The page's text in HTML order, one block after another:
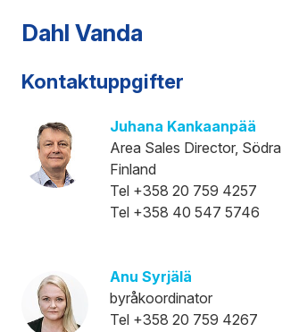
Esbo-Olarinluoma
Helsingfors-Österleden
Helsingfors-Sockenbacka
Idensalmi
Imatra
Karleby
Loimaa
Lojo
Riihimäki
Dahl Vanda
Kontaktuppgifter
Juhana Kankaanpää
Area Sales Director, Södra
Finland
Tel +358 20 759 4257
Tel +358 40 547 5746
Anu Syrjälä
byråkoordinator
Tel +358 20 759 4267